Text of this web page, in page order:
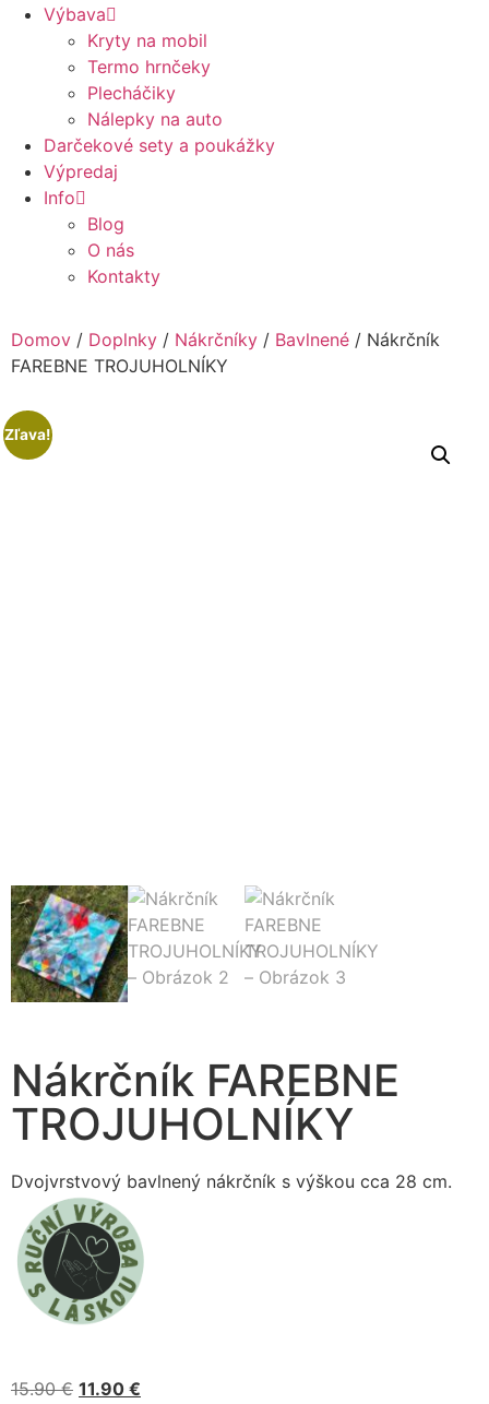
Výbava
Kryty na mobil
Termo hrnčeky
Plecháčiky
Nálepky na auto
Darčekové sety a poukážky
Výpredaj
Info
Blog
O nás
Kontakty
Domov / Doplnky / Nákrčníky / Bavlnené / Nákrčník
FAREBNE TROJUHOLNÍKY
Nákrčník FAREBNE
TROJUHOLNÍKY
Dvojvrstvový bavlnený nákrčník s výškou cca 28 cm.
15.90€ 11.90 €
Zľava!